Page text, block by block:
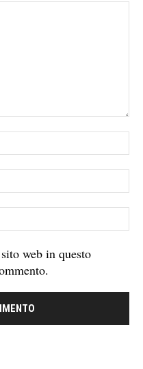
web in questo